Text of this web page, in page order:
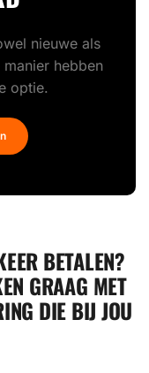
nieuwe als
hebben
optie.
BETALEN?
GRAAG MET
DIE BIJ JOU